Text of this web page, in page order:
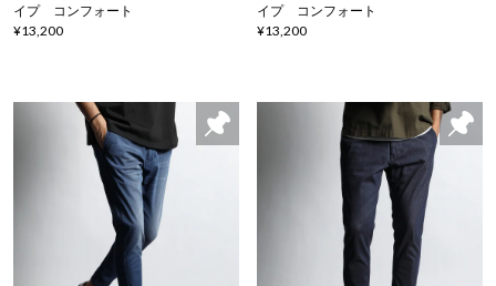
イプ コンフォート
¥13,200
イプ コンフォート
¥13,200